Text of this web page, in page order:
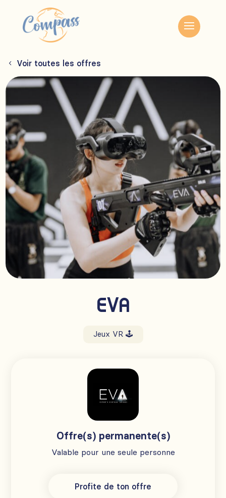
Voir toutes les offres
EVA
Jeux VR 🕹️
Offre(s) permanente(s)
Valable pour une seule personne
Profite de ton offre